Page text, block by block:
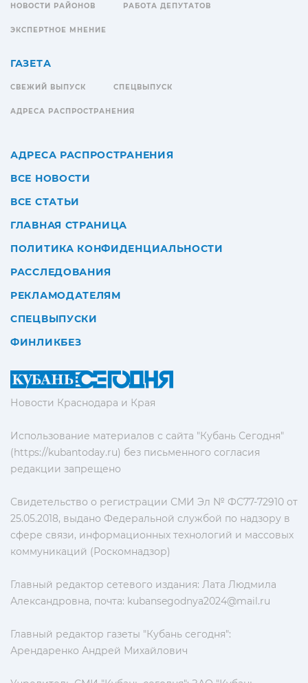
Новости Краснодара и Края
Использование материалов с сайта "Кубань Сегодня"
(https://kubantoday.ru) без письменного согласия
редакции запрещено
Свидетельство о регистрации СМИ Эл № ФС77-72910 от
25.05.2018, выдано Федеральной службой по надзору в
сфере связи, информационных технологий и массовых
коммуникаций (Роскомнадзор)
Главный редактор сетевого издания: Лата Людмила
Александровна, почта: kubansegodnya2024@mail.ru
Главный редактор газеты "Кубань сегодня":
Арендаренко Андрей Михайлович
НОВОСТИ РАЙОНОВ РАБОТА ДЕПУТАТОВ
ЭКСПЕРТНОЕ МНЕНИЕ
ГАЗЕТА
СВЕЖИЙ ВЫПУСК СПЕЦВЫПУСК
АДРЕСА РАСПРОСТРАНЕНИЯ
АДРЕСА РАСПРОСТРАНЕНИЯ
ВСЕ НОВОСТИ
ВСЕ СТАТЬИ
ГЛАВНАЯ СТРАНИЦА
ПОЛИТИКА КОНФИДЕНЦИАЛЬНОСТИ
РАССЛЕДОВАНИЯ
РЕКЛАМОДАТЕЛЯМ
СПЕЦВЫПУСКИ
ФИНЛИКБЕЗ